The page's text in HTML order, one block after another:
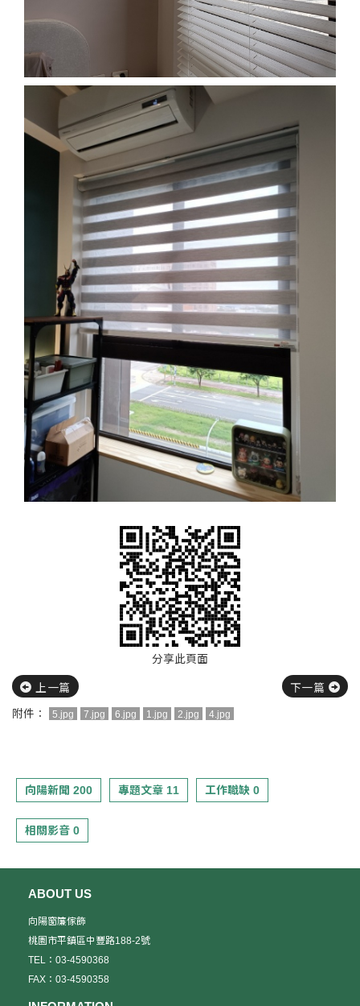
分享此頁面
上一篇
下一篇
附件：
5.jpg 7.jpg 6.jpg 1.jpg 2.jpg 4.jpg
向陽新聞 200 專題文章 11 工作職缺 0
相關影音 0
ABOUT US
向陽窗簾傢飾
桃園市平鎮區中豐路188-2號
TEL：03-4590368
FAX：03-4590358